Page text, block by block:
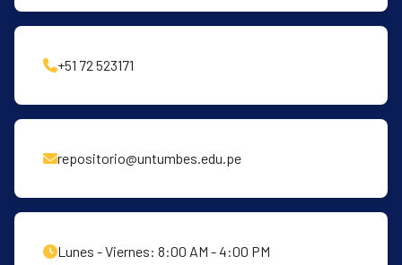
+51 72 523171
repositorio@untumbes.edu.pe
Lunes - Viernes: 8:00 AM - 4:00 PM